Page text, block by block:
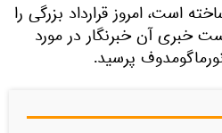
است، امروز قرارداد بزرگی را
خبری آن خبرنگار در مورد
پرسید.